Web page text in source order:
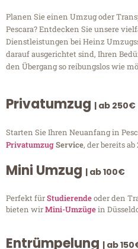
Planen Sie einen Umzug oder
Pescara? Entdecken Sie unsere
Dienstleistungen bei Heinz
darauf ausgerichtet sind, Ihren
den Übergang so reibungslos wie
Privatumzug | ab 250€
Starten Sie Ihren Neuanfang in
PrivatumzugService, der bereits
Mini Umzug | ab 100€
Perfekt fürStudierendeoder den
bieten wirMini-Umzügein
Entrümpelung | ab